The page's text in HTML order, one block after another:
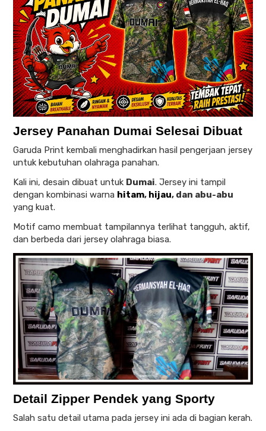
Jersey Panahan Dumai Selesai Dibuat
Garuda Print kembali menghadirkan hasil pengerjaan jersey
untuk kebutuhan olahraga panahan.
Kali ini, desain dibuat untuk Dumai. Jersey ini tampil
dengan kombinasi warna hitam, hijau, dan abu-abu
yang kuat.
Motif camo membuat tampilannya terlihat tangguh, aktif,
dan berbeda dari jersey olahraga biasa.
Detail Zipper Pendek yang Sporty
Salah satu detail utama pada jersey ini ada di bagian kerah.